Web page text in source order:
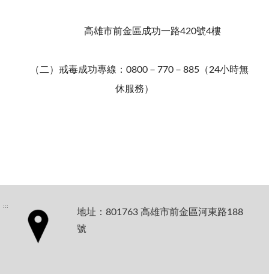
高雄市前金區成功一路420號4樓
（二）戒毒成功專線：0800－770－885（24小時無
休服務）
:::
地址：801763 高雄市前金區河東路188
號